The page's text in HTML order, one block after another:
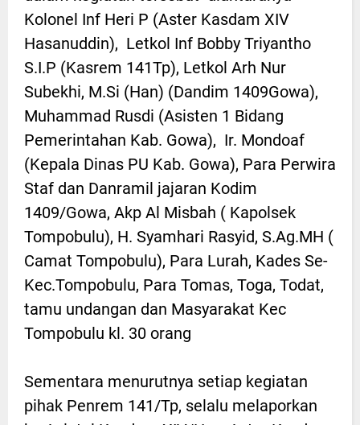
Kolonel Inf Heri P (Aster Kasdam XIV
Hasanuddin), Letkol Inf Bobby Triyantho
S.I.P (Kasrem 141Tp), Letkol Arh Nur
Subekhi, M.Si (Han) (Dandim 1409Gowa),
Muhammad Rusdi (Asisten 1 Bidang
Pemerintahan Kab. Gowa), Ir. Mondoaf
(Kepala Dinas PU Kab. Gowa), Para Perwira
Staf dan Danramil jajaran Kodim
1409/Gowa, Akp Al Misbah ( Kapolsek
Tompobulu), H. Syamhari Rasyid, S.Ag.MH (
Camat Tompobulu), Para Lurah, Kades Se-
Kec.Tompobulu, Para Tomas, Toga, Todat,
tamu undangan dan Masyarakat Kec
Tompobulu kl. 30 orang
Sementara menurutnya setiap kegiatan
pihak Penrem 141/Tp, selalu melaporkan